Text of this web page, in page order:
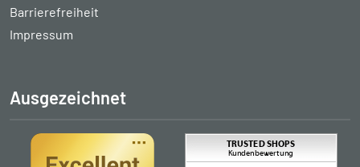
Barrierefreiheit
Impressum
Ausgezeichnet